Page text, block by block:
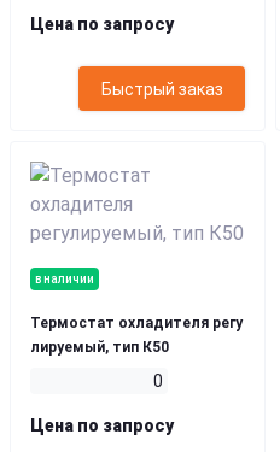
Цена по запросу
Быстрый заказ
в наличии
Термостат охладителя регу
лируемый, тип К50
0
Цена по запросу